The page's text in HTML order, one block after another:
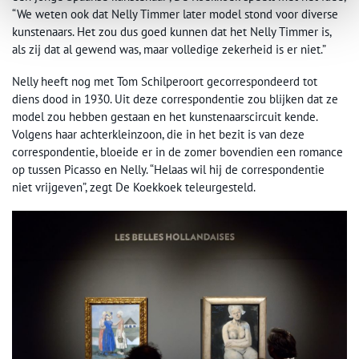
“We weten ook dat Nelly Timmer later model stond voor diverse
kunstenaars. Het zou dus goed kunnen dat het Nelly Timmer is,
als zij dat al gewend was, maar volledige zekerheid is er niet.”
Nelly heeft nog met Tom Schilperoort gecorrespondeerd tot
diens dood in 1930. Uit deze correspondentie zou blijken dat ze
model zou hebben gestaan en het kunstenaarscircuit kende.
Volgens haar achterkleinzoon, die in het bezit is van deze
correspondentie, bloeide er in de zomer bovendien een romance
op tussen Picasso en Nelly. “Helaas wil hij de correspondentie
niet vrijgeven”, zegt De Koekkoek teleurgesteld.